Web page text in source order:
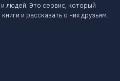
людей. Это сервис, который
и рассказать о них друзьям.